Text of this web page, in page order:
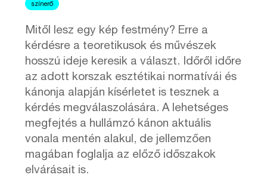
színerő
Mitől lesz egy kép festmény? Erre a
kérdésre a teoretikusok és művészek
hosszú ideje keresik a választ. Időről időre
az adott korszak esztétikai normatívái és
kánonja alapján kísérletet is tesznek a
kérdés megválaszolására. A lehetséges
megfejtés a hullámzó kánon aktuális
vonala mentén alakul, de jellemzően
magában foglalja az előző időszakok
elvárásait is.